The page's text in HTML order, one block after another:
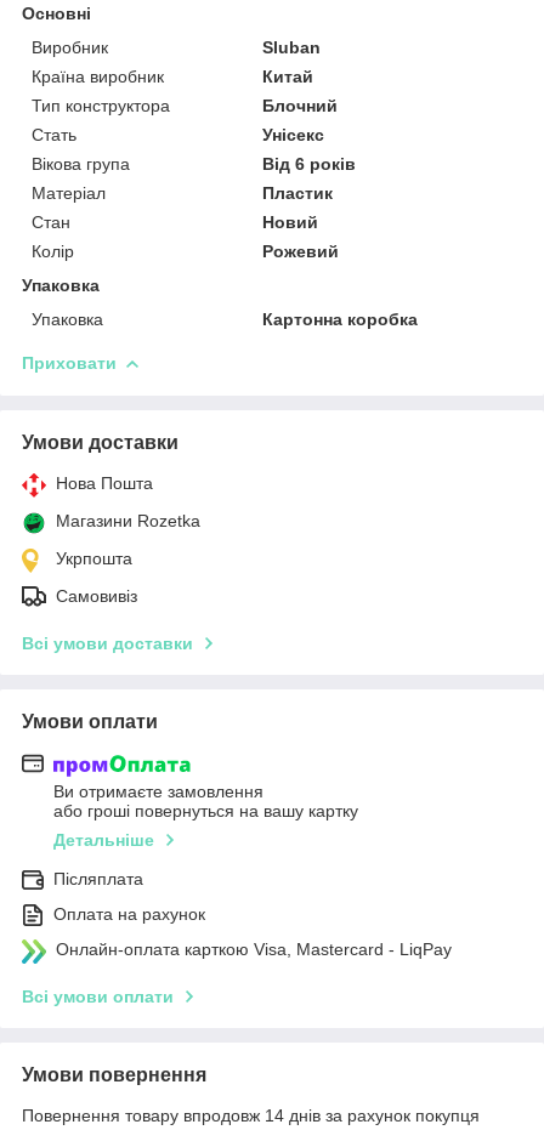
Основні
Виробник
Sluban
Країна виробник
Китай
Тип конструктора
Блочний
Стать
Унісекс
Вікова група
Від 6 років
Матеріал
Пластик
Стан
Новий
Колір
Рожевий
Упаковка
Упаковка
Картонна коробка
Приховати
Умови доставки
Нова Пошта
Магазини Rozetka
Укрпошта
Самовивіз
Всі умови доставки
Умови оплати
Ви отримаєте замовлення
або гроші повернуться на вашу картку
Детальніше
Післяплата
Оплата на рахунок
Онлайн-оплата карткою Visa, Mastercard - LiqPay
Всі умови оплати
Умови повернення
Повернення товару впродовж 14 днів за рахунок покупця